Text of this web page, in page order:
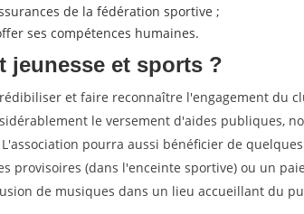
de la fédération sportive ;
ses compétences humaines.
jeunesse et sports ?
et faire reconnaître l'engagement du
le versement d'aides publiques,
pourra aussi bénéficier de
provisoires (dans l'enceinte sportive) ou un
de musiques dans un lieu accueillant du